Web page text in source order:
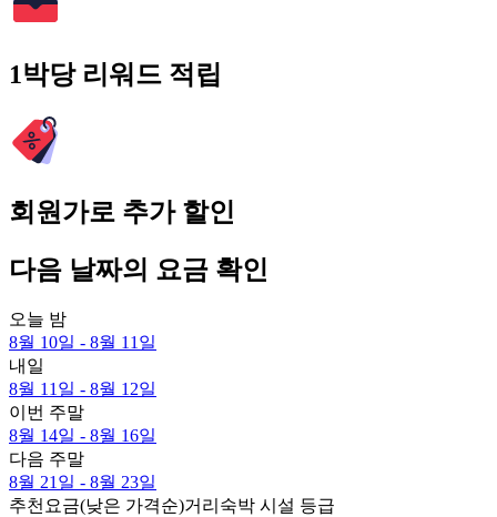
1박당 리워드 적립
회원가로 추가 할인
다음 날짜의 요금 확인
오늘 밤
8월 10일 - 8월 11일
내일
8월 11일 - 8월 12일
이번 주말
8월 14일 - 8월 16일
다음 주말
8월 21일 - 8월 23일
추천요금(낮은 가격순)거리 숙박 시설 등급